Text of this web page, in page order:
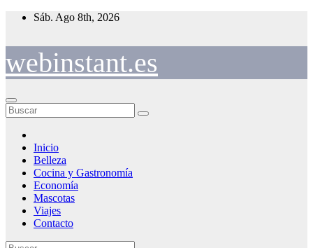
Saltar
Sáb. Ago 8th, 2026
webinstant.es
Inicio
Belleza
Cocina y Gastronomía
Economía
Mascotas
Viajes
Contacto